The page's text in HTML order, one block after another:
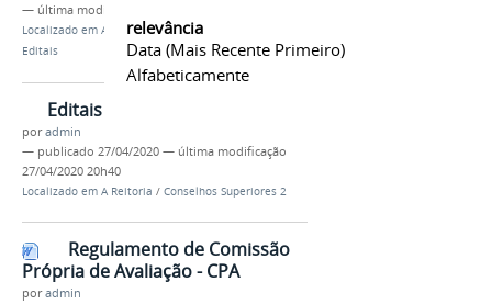
relevância
Data (mais Recente Primeiro)
Alfabeticamente
— última modificação
Localizado em A Reitoria /Conselhos Superiores 2
Editais
Editais
poradmin
— publicado 27/04/2020 — última modificação
27/04/2020 20h40
Localizado em A Reitoria / Conselhos Superiores 2
Regulamento de Comissão
Própria de Avaliação - CPA
poradmin